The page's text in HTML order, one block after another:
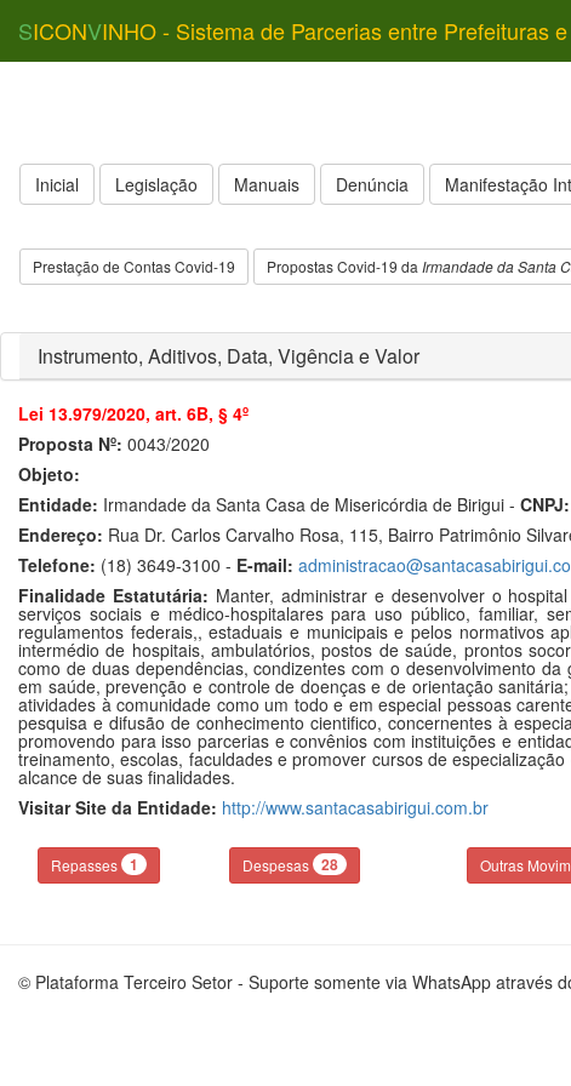
SICONVINHO - Sistema de Parcerias entre Prefeituras
Inicial Legislação Manuais Denúncia Manifestação
Prestação de Contas Covid-19 Propostas Covid-19 da Irmandade da Santa
Instrumento, Aditivos, Data, Vigência e Valor
Lei 13.979/2020, art. 6B, § 4º
Proposta Nº: 0043/2020
Objeto:
Entidade: Irmandade da Santa Casa de Misericórdia de Birigui - CNPJ:
Endereço: Rua Dr. Carlos Carvalho Rosa, 115, Bairro Patrimônio
Telefone: (18) 3649-3100 - E-mail:
Finalidade Estatutária: Manter, administrar e desenvolver o
serviços sociais e médico-hospitalares para uso público, familiar,
regulamentos federais,, estaduais e municipais e pelos normativos
intermédio de hospitais, ambulatórios, postos de saúde, prontos
como de duas dependências, condizentes com o desenvolvimento
em saúde, prevenção e controle de doenças e de orientação
atividades à comunidade como um todo e em especial pessoas
pesquisa e difusão de conhecimento cientifico, concernentes à
promovendo para isso parcerias e convênios com instituições e
treinamento, escolas, faculdades e promover cursos de
alcance de suas finalidades.
Visitar Site da Entidade: http://www.santacasabirigui.com.br
Repasses 1 Despesas 28 Outras
© Plataforma Terceiro Setor - Suporte somente via WhatsApp através